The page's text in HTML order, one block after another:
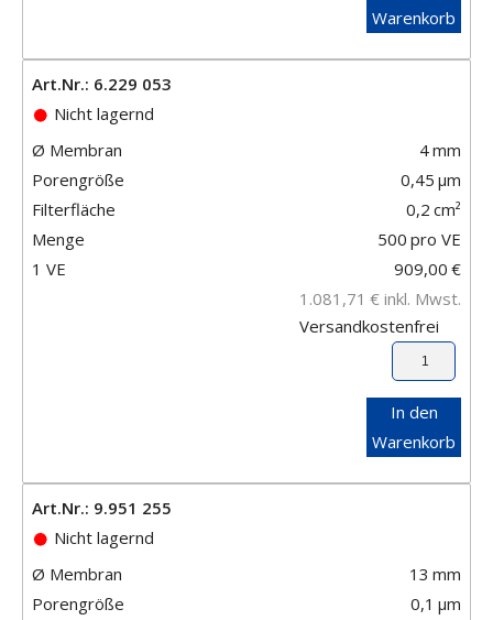
Warenkorb
Art.Nr.: 6.229 053
Nicht lagernd
Ø Membran
4mm
Porengröße
0,45 μm
Filterfläche
0,2 cm²
Menge
500 pro VE
1 VE
909,00 €
1.081,71 € inkl. Mwst.
Versandkostenfrei
In den
Warenkorb
Art.Nr.: 9.951 255
Nicht lagernd
Ø Membran
13 mm
Porengröße
0,1 μm